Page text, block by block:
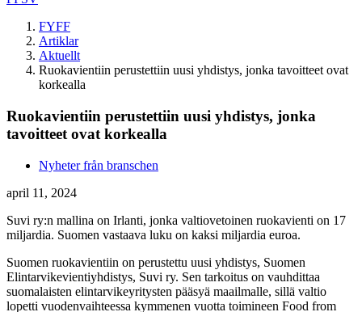
FYFF
Artiklar
Aktuellt
Ruokavientiin perustettiin uusi yhdistys, jonka tavoitteet ovat
korkealla
Ruokavientiin perustettiin uusi yhdistys, jonka
tavoitteet ovat korkealla
Nyheter från branschen
april 11, 2024
Suvi ry:n mallina on Irlanti, jonka valtiovetoinen ruokavienti on 17
miljardia. Suomen vastaava luku on kaksi miljardia euroa.
Suomen ruokavientiin on perustettu uusi yhdistys, Suomen
Elintarvikevientiyhdistys, Suvi ry. Sen tarkoitus on vauhdittaa
suomalaisten elintarvikeyritysten pääsyä maailmalle, sillä valtio
lopetti vuodenvaihteessa kymmenen vuotta toimineen Food from